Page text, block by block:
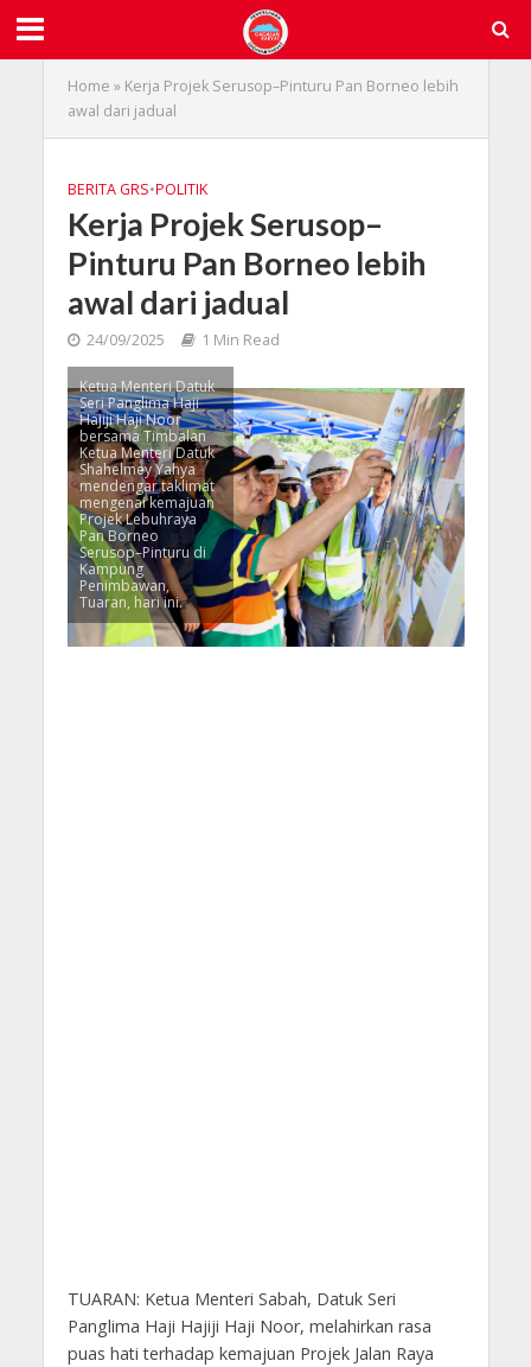
Home » Kerja Projek Serusop–Pinturu Pan Borneo lebih
awal dari jadual
BERITA GRS•POLITIK
Kerja Projek Serusop–
Pinturu Pan Borneo lebih
awal dari jadual
24/09/2025 1 Min Read
Ketua Menteri Datuk
Seri Panglima Haji
Hajiji Haji Noor
bersama Timbalan
Ketua Menteri Datuk
Shahelmey Yahya
mendengar taklimat
mengenai kemajuan
Projek Lebuhraya
Pan Borneo
Serusop–Pinturu di
Kampung
Penimbawan,
Tuaran, hari ini.
TUARAN: Ketua Menteri Sabah, Datuk Seri
Panglima Haji Hajiji Haji Noor, melahirkan rasa
puas hati terhadap kemajuan Projek Jalan Raya